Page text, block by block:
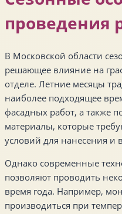
проведения
В Московской области
решающее влияние на
отделе. Летние месяцы
наиболее подходящее
фасадных работ, а также
материалы, которые
условий для нанесения и
Однако современные
позволяют проводить
время года. Например,
производиться при